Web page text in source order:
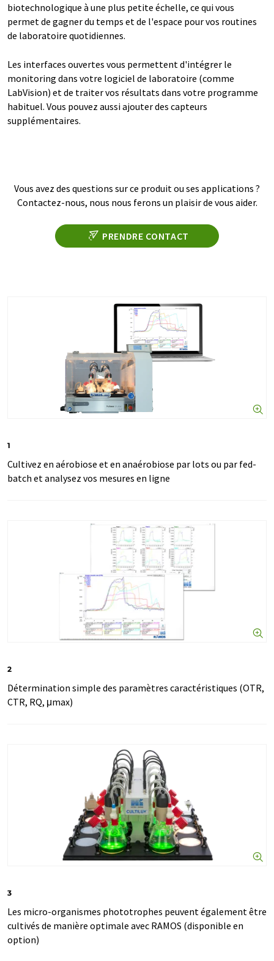
biotechnologique à une plus petite échelle, ce qui vous
permet de gagner du temps et de l'espace pour vos routines
de laboratoire quotidiennes.
Les interfaces ouvertes vous permettent d'intégrer le
monitoring dans votre logiciel de laboratoire (comme
LabVision) et de traiter vos résultats dans votre programme
habituel. Vous pouvez aussi ajouter des capteurs
supplémentaires.
Vous avez des questions sur ce produit ou ses applications ?
Contactez-nous, nous nous ferons un plaisir de vous aider.
PRENDRE CONTACT
1
Cultivez en aérobiose et en anaérobiose par lots ou par fed-
batch et analysez vos mesures en ligne
2
Détermination simple des paramètres caractéristiques (OTR,
CTR, RQ, μmax)
3
Les micro-organismes phototrophes peuvent également être
cultivés de manière optimale avec RAMOS (disponible en
option)